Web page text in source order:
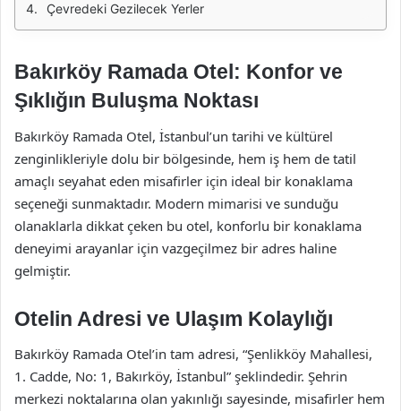
Çevredeki Gezilecek Yerler
Bakırköy Ramada Otel: Konfor ve
Şıklığın Buluşma Noktası
Bakırköy Ramada Otel, İstanbul’un tarihi ve kültürel
zenginlikleriyle dolu bir bölgesinde, hem iş hem de tatil
amaçlı seyahat eden misafirler için ideal bir konaklama
seçeneği sunmaktadır. Modern mimarisi ve sunduğu
olanaklarla dikkat çeken bu otel, konforlu bir konaklama
deneyimi arayanlar için vazgeçilmez bir adres haline
gelmiştir.
Otelin Adresi ve Ulaşım Kolaylığı
Bakırköy Ramada Otel’in tam adresi, “Şenlikköy Mahallesi,
1. Cadde, No: 1, Bakırköy, İstanbul” şeklindedir. Şehrin
merkezi noktalarına olan yakınlığı sayesinde, misafirler hem